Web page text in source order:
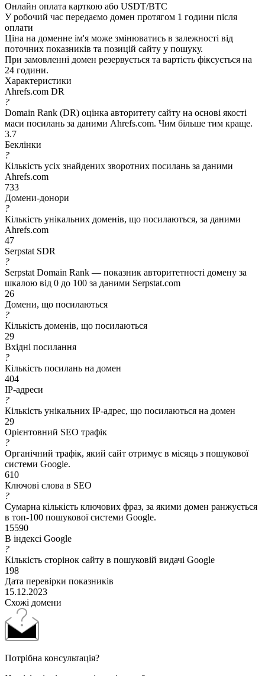
Онлайн оплата карткою або USDT/BTC
У робочий час передаємо домен протягом 1 години після
оплати
Ціна на доменне ім'я може змінюватись в залежності від
поточних показників та позицій сайту у пошуку.
При замовленні домен резервується та вартість фіксується на
24 години.
Характеристики
Ahrefs.com DR
?
Domain Rank (DR) оцінка авторитету сайту на основі якості
маси посилань за даними Ahrefs.com. Чим більше тим краще.
3.7
Беклінки
?
Кількість усіх знайдених зворотних посилань за даними
Ahrefs.com
733
Домени-донори
?
Кількість унікальних доменів, що посилаються, за даними
Ahrefs.com
47
Serpstat SDR
?
Serpstat Domain Rank — показник авторитетності домену за
шкалою від 0 до 100 за даними Serpstat.com
26
Домени, що посилаються
?
Кількість доменів, що посилаються
29
Вхідні посилання
?
Кількість посилань на домен
404
IP-адреси
?
Кількість унікальних IP-адрес, що посилаються на домен
29
Орієнтовний SEO трафік
?
Органічний трафік, який сайт отримує в місяць з пошукової
системи Google.
610
Ключові слова в SEO
?
Сумарна кількість ключових фраз, за якими домен ранжується
в топ-100 пошукової системи Google.
15590
В індексі Google
?
Кількість сторінок сайту в пошуковій видачі Google
198
Дата перевірки показників
15.12.2023
Схожі домени
Потрібна консультація?